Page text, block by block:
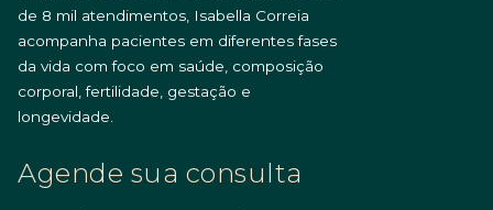
de 8 mil atendimentos, Isabella Correia
acompanha pacientes em diferentes fases
da vida com foco em saúde, composição
corporal, fertilidade, gestação e
longevidade.
Agende sua consulta